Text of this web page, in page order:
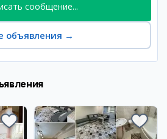
сообщение...
объявления →